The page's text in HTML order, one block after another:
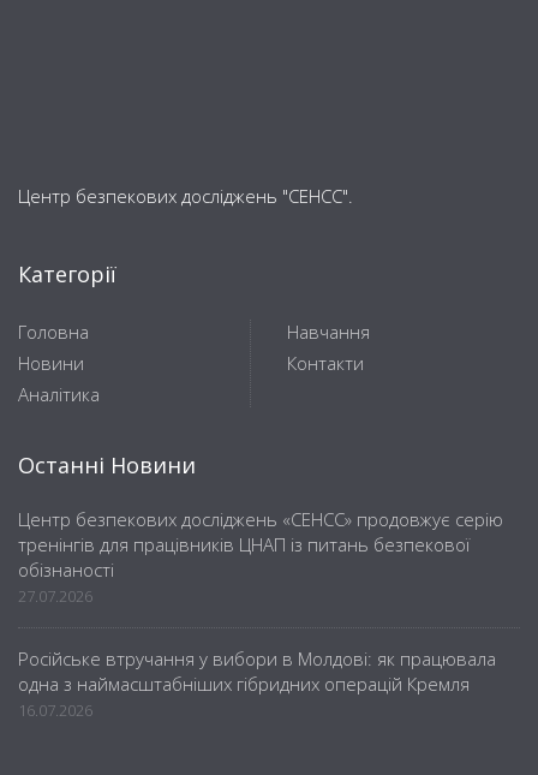
Центр безпекових досліджень "СЕНСС".
Категорії
Головна
Новини
Аналітика
Навчання
Контакти
Останні Новини
Центр безпекових досліджень «СЕНСС» продовжує серію
тренінгів для працівників ЦНАП із питань безпекової
обізнаності
27.07.2026
Російське втручання у вибори в Молдові: як працювала
одна з наймасштабніших гібридних операцій Кремля
16.07.2026